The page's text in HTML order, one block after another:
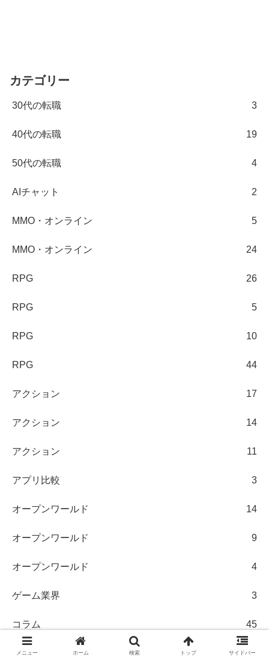
カテゴリー
30代の転職 3
40代の転職 19
50代の転職 4
AIチャット 2
MMO・オンライン 5
MMO・オンライン 24
RPG 26
RPG 5
RPG 10
RPG 44
アクション 17
アクション 14
アクション 11
アプリ比較 3
オープンワールド 14
オープンワールド 9
オープンワールド 4
ゲーム業界 3
コラム 45
ストラテジー 7
メニュー ホーム 検索 トップ サイドバー